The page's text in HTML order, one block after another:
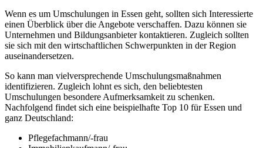
Wenn es um Umschulungen in Essen geht, sollten sich Interessierte
einen Überblick über die Angebote verschaffen. Dazu können sie
Unternehmen und Bildungsanbieter kontaktieren. Zugleich sollten
sie sich mit den wirtschaftlichen Schwerpunkten in der Region
auseinandersetzen.
So kann man vielversprechende Umschulungsmaßnahmen
identifizieren. Zugleich lohnt es sich, den beliebtesten
Umschulungen besondere Aufmerksamkeit zu schenken.
Nachfolgend findet sich eine beispielhafte Top 10 für Essen und
ganz Deutschland:
Pflegefachmann/-frau